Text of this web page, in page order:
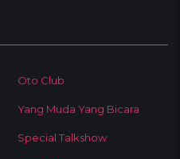
Oto Club
Yang Muda Yang Bicara
Special Talkshow